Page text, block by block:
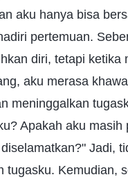
aku hanya bisa
pertemuan.
diri, tetapi
aku merasa
meninggalkan
Apakah aku
Jadi,
tugasku. Kemudian,